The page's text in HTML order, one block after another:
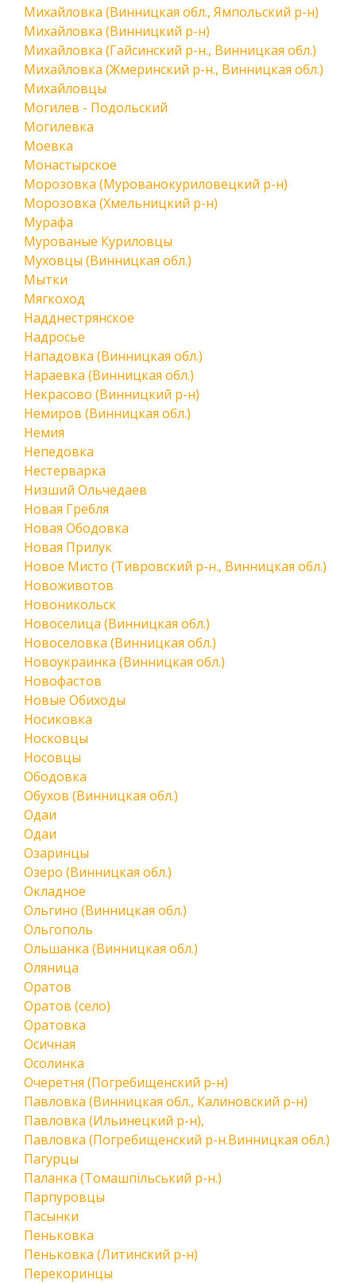
Михайловка (Винницкая обл., Ямпольский р-н)
Михайловка (Винницкий р-н)
Михайловка (Гайсинский р-н., Винницкая обл.)
Михайловка (Жмеринский р-н., Винницкая обл.)
Михайловцы
Могилев - Подольский
Могилевка
Моевка
Монастырское
Морозовка (Мурованокуриловецкий р-н)
Морозовка (Хмельницкий р-н)
Мурафа
Мурованые Куриловцы
Муховцы (Винницкая обл.)
Мытки
Мягкоход
Надднестрянское
Надросье
Нападовка (Винницкая обл.)
Нараевка (Винницкая обл.)
Некрасово (Винницкий р-н)
Немиров (Винницкая обл.)
Немия
Непедовка
Нестерварка
Низший Ольчедаев
Новая Гребля
Новая Ободовка
Новая Прилук
Новое Мисто (Тивровский р-н., Винницкая обл.)
Новоживотов
Новоникольск
Новоселица (Винницкая обл.)
Новоселовка (Винницкая обл.)
Новоукраинка (Винницкая обл.)
Новофастов
Новые Обиходы
Носиковка
Носковцы
Носовцы
Ободовка
Обухов (Винницкая обл.)
Одаи
Одаи
Озаринцы
Озеро (Винницкая обл.)
Окладное
Ольгино (Винницкая обл.)
Ольгополь
Ольшанка (Винницкая обл.)
Оляница
Оратов
Оратов (село)
Оратовка
Осичная
Осолинка
Очеретня (Погребищенский р-н)
Павловка (Винницкая обл., Калиновский р-н)
Павловка (Ильинецкий р-н),
Павловка (Погребищенский р-н.Винницкая обл.)
Пагурцы
Паланка (Томашпільський р-н.)
Парпуровцы
Пасынки
Пеньковка
Пеньковка (Литинский р-н)
Перекоринцы